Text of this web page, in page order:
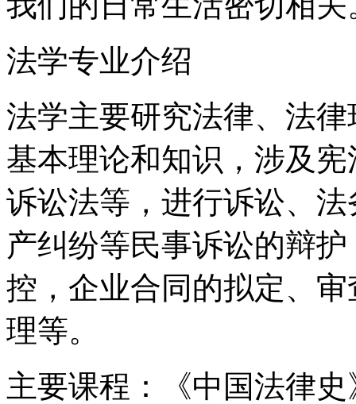
法学专业介绍
法学主要研究法律、法
基本理论和知识，涉及
诉讼法等，进行诉讼、
产纠纷等民事诉讼的辩
控，企业合同的拟定、
理等。
主要课程：《中国法律